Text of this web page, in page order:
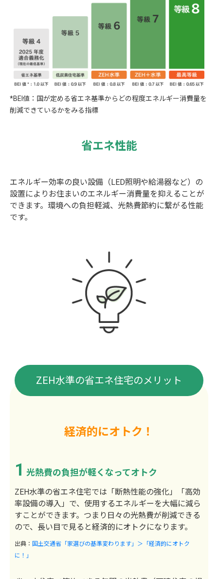
*BEI値：国が定める省エネ基準からどの程度エネルギー消費量を
削減できているかをみる指標
省エネ性能
エネルギー効率の良い設備（LED照明や給湯器など）の
設置によりお住まいのエネルギー消費量を抑えることが
できます。環境への負担軽減、光熱費節約に繋がる性能
です。
ZEH水準の省エネ住宅のメリット
経済的にオトク！
1 光熱費の負担が軽くなってオトク
ZEH水準の省エネ住宅では「断熱性能の強化」「高効
率設備の導入」で、使用するエネルギーを大幅に減ら
すことができます。つまり日々の光熱費が削減できる
ので、長い目で見ると経済的にオトクになります。
出典： 国土交通省「家選びの基準変わります」＞「経済的にオトク
に！」